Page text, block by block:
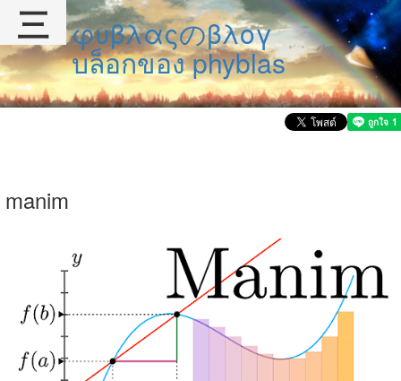
φυβλαςのβλογ
บล็อกของ phyblas
manim
三